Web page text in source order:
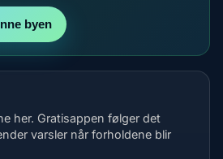
byen
her. Gratisappen følger det
varsler når forholdene blir